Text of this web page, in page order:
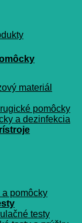
materiál
pomôcky
a dezinfekcia
a pomôcky
testy